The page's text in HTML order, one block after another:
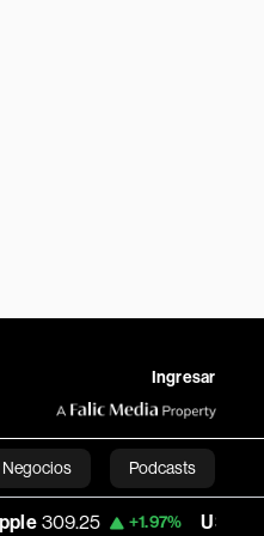
Ingresar
Negocios Podcasts
+1.97% USD COP 3,195.99